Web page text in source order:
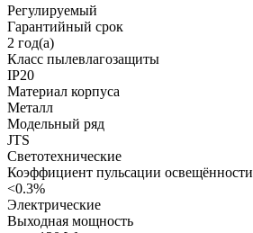
Регулируемый
Гарантийный срок
2 год(а)
Класс пылевлагозащиты
IP20
Материал корпуса
Металл
Модельный ряд
JTS
Светотехнические
Коэффициент пульсации освещённости
<0.3%
Электрические
Выходная мощность